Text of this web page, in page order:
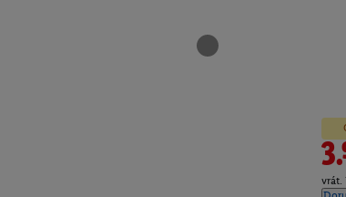
vrát.